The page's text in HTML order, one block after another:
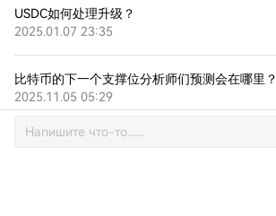
USDC如何处理升级？
2025.01.07 23:35
比特币的下一个支撑位分析师们预测会在哪里？
2025.11.05 05:29